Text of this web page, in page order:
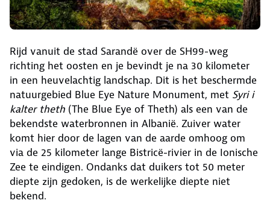
Rijd vanuit de stad Sarandë over de SH99-weg
richting het oosten en je bevindt je na 30 kilometer
in een heuvelachtig landschap. Dit is het beschermde
natuurgebied Blue Eye Nature Monument, met Syri i
kalter theth (The Blue Eye of Theth) als een van de
bekendste waterbronnen in Albanië. Zuiver water
komt hier door de lagen van de aarde omhoog om
via de 25 kilometer lange Bistricë-rivier in de Ionische
Zee te eindigen. Ondanks dat duikers tot 50 meter
diepte zijn gedoken, is de werkelijke diepte niet
bekend.